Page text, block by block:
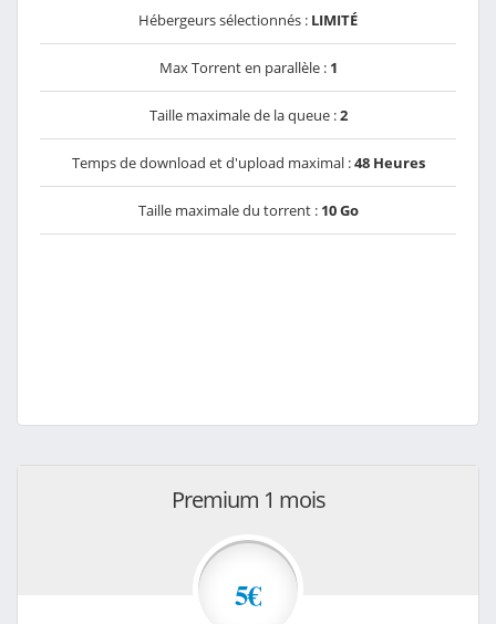
Hébergeurs sélectionnés : LIMITÉ
Max Torrent en parallèle : 1
Taille maximale de la queue :2
Temps de download et d'upload maximal :48 Heures
Taille maximale du torrent : 10 Go
Premium 1 mois
5€